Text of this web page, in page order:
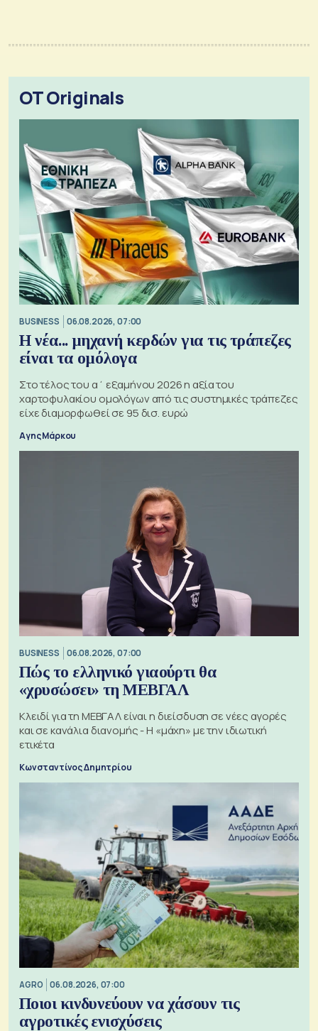
OT Originals
BUSINESS 06.08.2026, 07:00
Η νέα... μηχανή κερδών για τις τράπεζες
είναι τα ομόλογα
Στο τέλος του α΄ εξαμήνου 2026 η αξία του
χαρτοφυλακίου ομολόγων από τις συστημικές τράπεζες
είχε διαμορφωθεί σε 95 δισ. ευρώ
Αγης Μάρκου
BUSINESS 06.08.2026, 07:00
Πώς το ελληνικό γιαούρτι θα
«χρυσώσει» τη ΜΕΒΓΑΛ
Κλειδί για τη ΜΕΒΓΑΛ είναι η διείσδυση σε νέες αγορές
και σε κανάλια διανομής - Η «μάχη» με την ιδιωτική
ετικέτα
Κωνσταντίνος Δημητρίου
AGRO 06.08.2026, 07:00
Ποιοι κινδυνεύουν να χάσουν τις
αγροτικές ενισχύσεις